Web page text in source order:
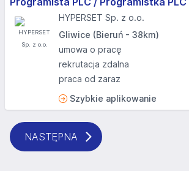
HYPERSET Sp. z o.o.
Gliwice (Bieruń - 38km)
umowa o pracę
rekrutacja zdalna
praca od zaraz
Szybkie aplikowanie
NASTĘPNA